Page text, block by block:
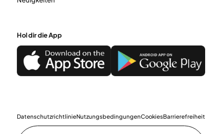
Hol dir die App
DatenschutzrichtlinieNutzungsbedingungenCookiesBarrierefreiheit